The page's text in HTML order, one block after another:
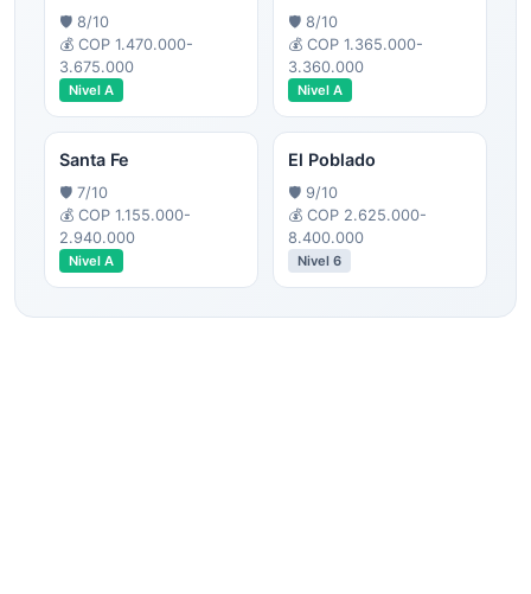
🛡️ 8/10
💰 COP 1.470.000-
3.675.000
Nivel A
🛡️ 8/10
💰 COP 1.365.000-
3.360.000
Nivel A
Santa Fe
🛡️ 7/10
💰 COP 1.155.000-
2.940.000
Nivel A
El Poblado
🛡️ 9/10
💰 COP 2.625.000-
8.400.000
Nivel 6